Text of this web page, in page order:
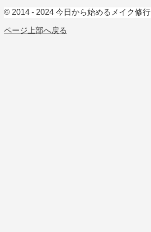
© 2014 - 2024 今日から始めるメイク修行
ページ上部へ戻る